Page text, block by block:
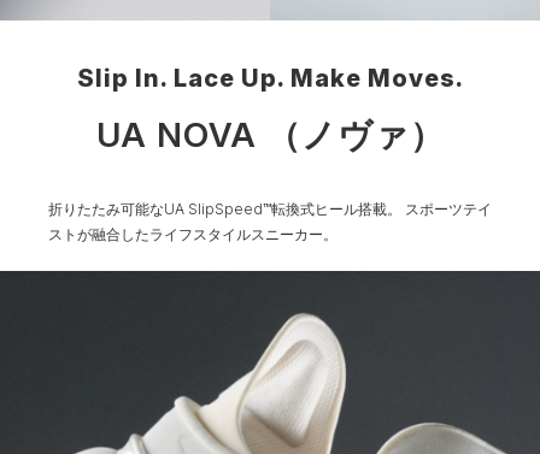
Slip In. Lace Up. Make Moves.
UA NOVA （ノヴァ）
折りたたみ可能なUA SlipSpeed™転換式ヒール搭載。
スポーツテイ
ストが融合したライフスタイルスニーカー。